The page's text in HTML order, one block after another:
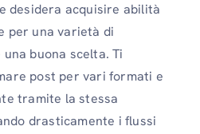
desidera acquisire abilità
per una varietà di
buona scelta. Ti
post per vari formati e
tramite la stessa
drasticamente i flussi